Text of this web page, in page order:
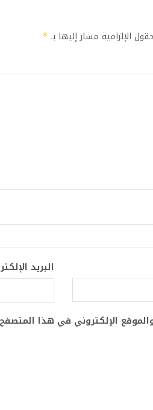
الإلزامية مشار إليها بـ *
البريد
الإلكتروني في هذا